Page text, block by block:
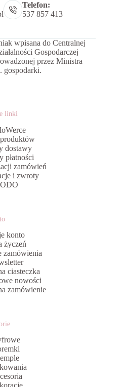
Telefon:
537 857 413
wpisana do Centralnej
Gospodarczej
przez Ministra
gospodarki.
linki
dostawy
płatności
zamówień
i zwroty
konto
życzeń
zamówienia
ciasteczka
nowości
zamówienie